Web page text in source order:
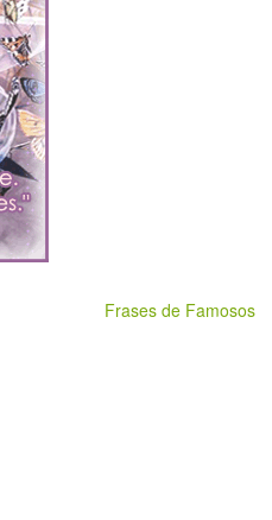
Frases de Famosos